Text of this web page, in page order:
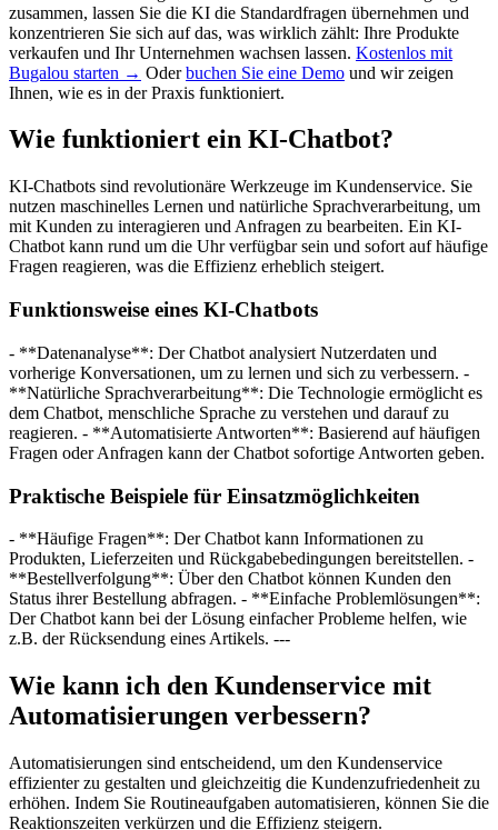
zusammen, lassen Sie die KI die Standardfragen übernehmen und
konzentrieren Sie sich auf das, was wirklich zählt: Ihre Produkte
verkaufen und Ihr Unternehmen wachsen lassen. Kostenlos mit
Bugalou starten → Oderbuchen Sie eine Demo und wir zeigen
Ihnen, wie es in der Praxis funktioniert.
Wie funktioniert ein KI-Chatbot?
KI-Chatbots sind revolutionäre Werkzeuge im Kundenservice. Sie
nutzen maschinelles Lernen und natürliche Sprachverarbeitung, um
mit Kunden zu interagieren und Anfragen zu bearbeiten. Ein KI-
Chatbot kann rund um die Uhr verfügbar sein und sofort auf häufige
Fragen reagieren, was die Effizienz erheblich steigert.
Funktionsweise eines KI-Chatbots
- **Datenanalyse**: Der Chatbot analysiert Nutzerdaten und
vorherige Konversationen, um zu lernen und sich zu verbessern. -
**Natürliche Sprachverarbeitung**: Die Technologie ermöglicht es
dem Chatbot, menschliche Sprache zu verstehen und darauf zu
reagieren. - **Automatisierte Antworten**: Basierend auf häufigen
Fragen oder Anfragen kann der Chatbot sofortige Antworten geben.
Praktische Beispiele für Einsatzmöglichkeiten
- **Häufige Fragen**: Der Chatbot kann Informationen zu
Produkten, Lieferzeiten und Rückgabebedingungen bereitstellen. -
**Bestellverfolgung**: Über den Chatbot können Kunden den
Status ihrer Bestellung abfragen. - **Einfache Problemlösungen**:
Der Chatbot kann bei der Lösung einfacher Probleme helfen, wie
z.B. der Rücksendung eines Artikels. ---
Wie kann ich den Kundenservice mit
Automatisierungen verbessern?
Automatisierungen sind entscheidend, um den Kundenservice
effizienter zu gestalten und gleichzeitig die Kundenzufriedenheit zu
erhöhen. Indem Sie Routineaufgaben automatisieren, können Sie die
Reaktionszeiten verkürzen und die Effizienz steigern.